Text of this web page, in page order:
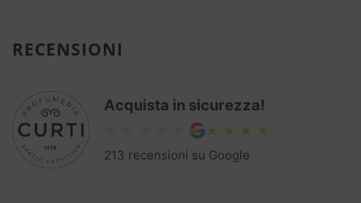
RECENSIONI
Acquista in sicurezza!
213 recensioni su Google